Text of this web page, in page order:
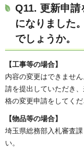
Q11. 更新申請
になりました
でしょうか。
【工事等の場合】
内容の変更はできませ
請を提出していただき
格の変更申請をしてくだ
【物品等の場合】
埼玉県総務部入札審査
い。